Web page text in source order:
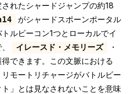
れたシャードジャンプの約18
がシャードスポーンポータル
ルビーコン1つとローカルでイ
イレースド・メモリーズ
・
できます。この文脈における
リモートリチャージがバトルビー
」とは見なされないことを意味